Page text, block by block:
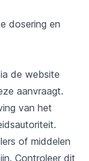
dosering en
de website
aanvraagt.
van het
of middelen
Controleer dit